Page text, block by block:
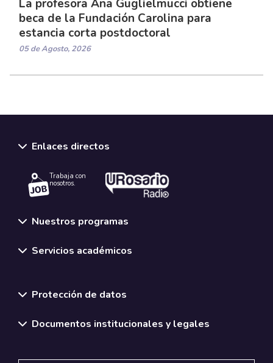
La profesora Ana Guglielmucci obtiene
beca de la Fundación Carolina para
estancia corta postdoctoral
05 de Agosto, 2026
Enlaces directos
Trabaja con
nosotros.
Nuestros programas
Servicios académicos
Protección de datos
Documentos institucionales y legales